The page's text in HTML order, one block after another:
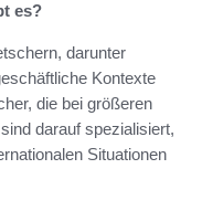
es?
darunter
Kontexte
die bei größeren
darauf spezialisiert,
Situationen